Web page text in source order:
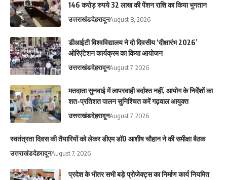
146 करोड़ रुपये 32 लाख की पेंशन राशि का किया भुगतान
उत्तराखंडदेहरादूनAugust 8, 2026
डीआईटी विश्वविद्यालय ने दो दिवसीय ‘दीक्षारंभ 2026’
ओरिएंटेशन कार्यक्रम का किया आयोजन
उत्तराखंडदेहरादूनAugust 7, 2026
मतदाता सुनवाई में लापरवाही बर्दाश्त नहीं, आयोग के निर्देशों का
शत-प्रतिशत पालन सुनिश्चित करें गढ़वाल आयुक्त
उत्तराखंडदेहरादूनAugust 7, 2026
स्वतंत्रता दिवस की तैयारियों को लेकर डीएम डॉ0 आशीष चौहान ने की समीक्षा बैठक
उत्तराखंडदेहरादूनAugust 7, 2026
प्रदेश के भीतर सभी बड़े प्रोजेक्ट्स का निर्माण कार्य नियमित